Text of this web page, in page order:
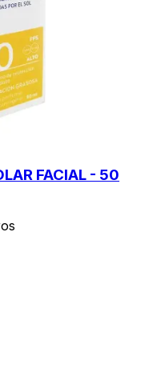
FACIAL - 50